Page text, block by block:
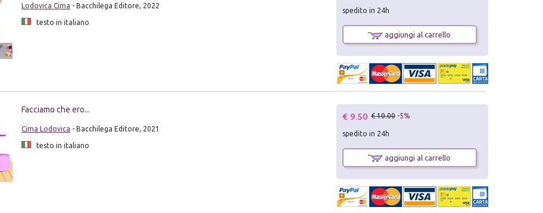
Lodovica Cima - Bacchilega Editore, 2022
testo in italiano
spedito in 24h
aggiungi al carrello
Facciamo che ero...
Cima Lodovica - Bacchilega Editore, 2021
testo in italiano
€ 9.50 € 10.00 -5%
spedito in 24h
aggiungi al carrello